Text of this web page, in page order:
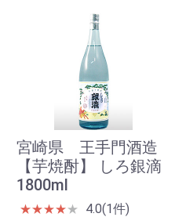
宮崎県 王手門酒造
【芋焼酎】 しろ銀滴
1800ml
★★★★★
4.0(1件)